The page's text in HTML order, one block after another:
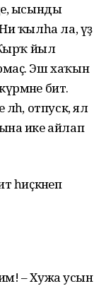
ысынды
ҡылһа ла, үҙ
Ҡырҡ йыл
Эш хаҡын
бит.
отпуск, ял
ике айлап
һиҫкәнеп
– Хужа усын